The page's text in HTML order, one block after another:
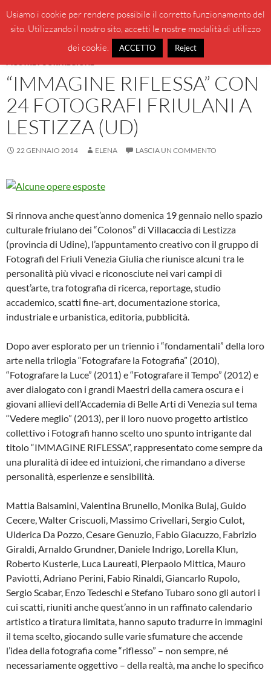
contenuto
BeppeBlog
MENU
MOSTRE FUORI REGIONE
“IMMAGINE RIFLESSA” CON
24 FOTOGRAFI FRIULANI A
LESTIZZA (UD)
22 GENNAIO 2014 ELENA LASCIA UN COMMENTO
Si rinnova anche quest’anno domenica 19 gennaio nello spazio
culturale friulano dei “Colonos” di Villacaccia di Lestizza
(provincia di Udine), l’appuntamento creativo con il gruppo di
Fotografi del Friuli Venezia Giulia che riunisce alcuni tra le
personalità più vivaci e riconosciute nei vari campi di
quest’arte, tra fotografia di ricerca, reportage, studio
accademico, scatti fine-art, documentazione storica,
industriale e urbanistica, editoria, pubblicità.
Dopo aver esplorato per un triennio i “fondamentali” della loro
arte nella trilogia “Fotografare la Fotografia” (2010),
“Fotografare la Luce” (2011) e “Fotografare il Tempo” (2012) e
aver dialogato con i grandi Maestri della camera oscura e i
giovani allievi dell’Accademia di Belle Arti di Venezia sul tema
“Vedere meglio” (2013), per il loro nuovo progetto artistico
collettivo i Fotografi hanno scelto uno spunto intrigante dal
titolo “IMMAGINE RIFLESSA”, rappresentato come sempre da
una pluralità di idee ed intuizioni, che rimandano a diverse
personalità, esperienze e sensibilità.
Mattia Balsamini, Valentina Brunello, Monika Bulaj, Guido
Cecere, Walter Criscuoli, Massimo Crivellari, Sergio Culot,
Ulderica Da Pozzo, Cesare Genuzio, Fabio Giacuzzo, Fabrizio
Giraldi, Arnaldo Grundner, Daniele Indrigo, Lorella Klun,
Roberto Kusterle, Luca Laureati, Pierpaolo Mittica, Mauro
Paviotti, Adriano Perini, Fabio Rinaldi, Giancarlo Rupolo,
Sergio Scabar, Enzo Tedeschi e Stefano Tubaro sono gli autori i
cui scatti, riuniti anche quest’anno in un raffinato calendario
artistico a tiratura limitata, hanno saputo tradurre in immagini
il tema scelto, giocando sulle varie sfumature che accende
l’idea della fotografia come “riflesso” – non sempre, né
necessariamente oggettivo – della realtà, ma anche lo specifico
Usiamo i cookie per rendere possibile il corretto funzionamento del
sito. Utilizzando il nostro sito, accetti le nostre modalità di utilizzo
dei cookie.
ACCETTO Reject